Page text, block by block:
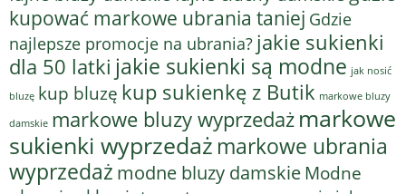
kupować markowe ubrania taniej Gdzie
najlepsze promocje na ubrania? jakie sukienki
dla 50 latki jakie sukienki są modne jak nosić
bluzę kup bluzę kup sukienkę z Butik markowe bluzy
damskie markowe bluzy wyprzedaż markowe
sukienki wyprzedaż markowe ubrania
wyprzedaż modne bluzy damskie Modne